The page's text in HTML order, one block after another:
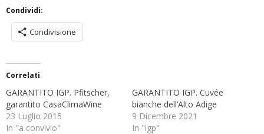
Condividi:
Condivisione
Correlati
GARANTITO IGP. Pfitscher,
garantito CasaClimaWine
23 Luglio 2015
In "a convivio"
GARANTITO IGP. Cuvée
bianche dell’Alto Adige
9 Dicembre 2021
In "igp"